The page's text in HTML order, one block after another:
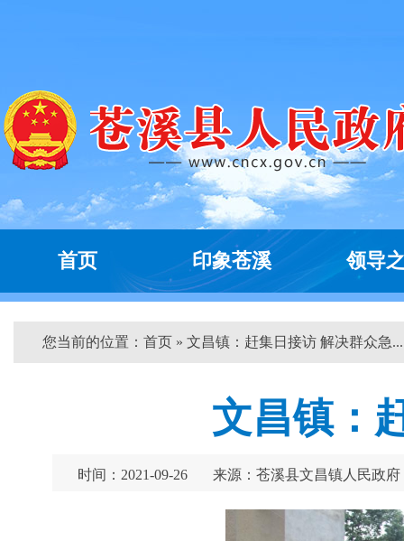
首页 印象苍溪 领导
您当前的位置： 首页 » 文昌镇：赶集日接访 解决群众急
文昌镇：
时间：2021-09-26 来源：苍溪县文昌镇人民政府